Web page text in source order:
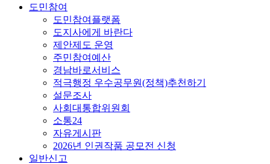
도민참여
도민참여플랫폼
도지사에게 바란다
제안제도 운영
주민참여예산
경남바로서비스
적극행정 우수공무원(정책)추천하기
설문조사
사회대통합위원회
소통24
자유게시판
2026년 인권작품 공모전 신청
일반신고